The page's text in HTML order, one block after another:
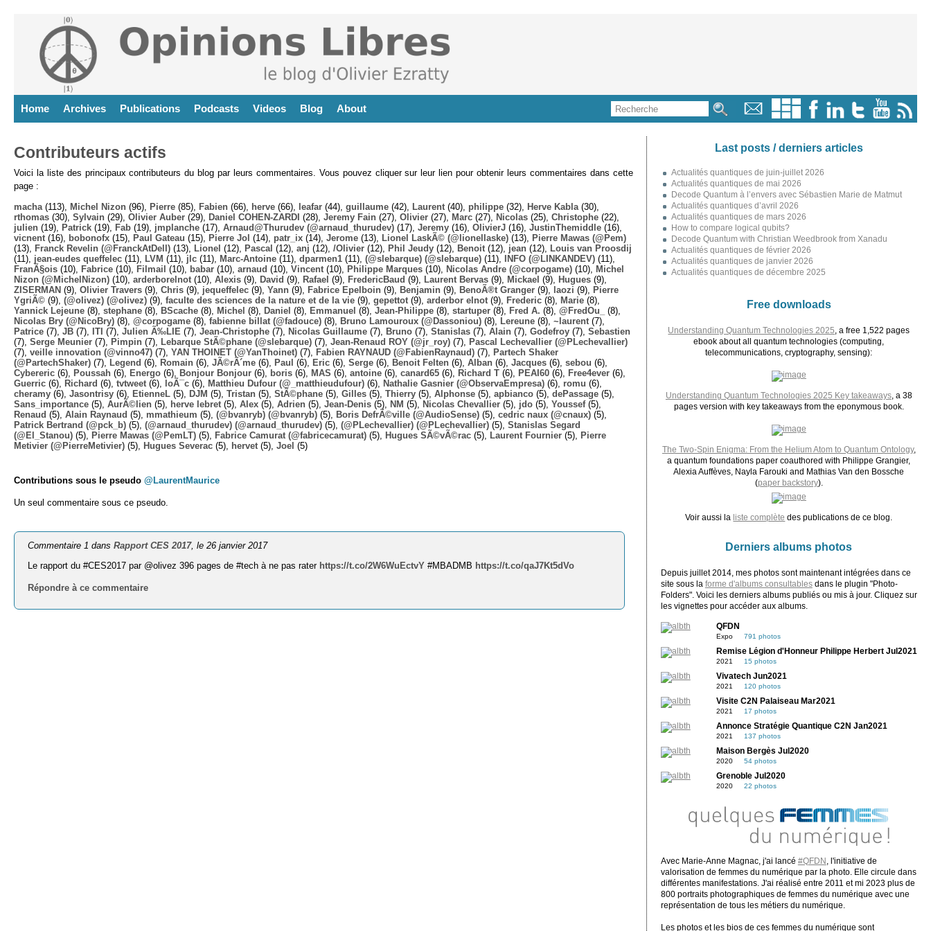
Home Archives Publications Podcasts Videos Blog About
Contributeurs actifs
Voici la liste des principaux contributeurs du blog par leurs commentaires. Vous pouvez cliquer sur leur lien pour obtenir leurs commentaires dans cette
page :
macha (113), Michel Nizon (96), Pierre (85), Fabien (66), herve (66), leafar (44), guillaume (42), Laurent (40), philippe (32), Herve Kabla (30),
rthomas (30), Sylvain (29), Olivier Auber (29), Daniel COHEN-ZARDI (28), Jeremy Fain (27), Olivier (27), Marc (27), Nicolas (25), Christophe (22),
julien (19), Patrick (19), Fab (19), jmplanche (17), Arnaud@Thurudev (@arnaud_thurudev) (17), Jeremy (16), OlivierJ (16), JustinThemiddle (16),
vicnent (16), bobonofx (15), Paul Gateau (15), Pierre Jol (14), patr_ix (14), Jerome (13), Lionel LaskÃ© (@lionellaske) (13),
Pierre Mawas (@Pem)
(13),
Franck Revelin (@FranckAtDell) (13), Lionel (12), Pascal (12), anj (12), /Olivier (12), Phil Jeudy (12), Benoit (12), jean (12),
Louis van Proosdij
(11), jean-eudes queffelec (11), LVM (11), jlc (11), Marc-Antoine (11), dparmen1 (11), (@slebarque) (@slebarque) (11), INFO (@LINKANDEV) (11),
FranÃ§ois (10), Fabrice (10), Filmail (10), babar (10), arnaud (10), Vincent (10), Philippe Marques (10), Nicolas Andre (@corpogame) (10),
Michel
Nizon (@MichelNizon) (10), arderborelnot (10), Alexis (9), David (9), Rafael (9), FredericBaud (9), Laurent Bervas (9), Mickael (9), Hugues (9),
ZISERMAN (9), Olivier Travers (9), Chris (9), jequeffelec (9), Yann (9), Fabrice Epelboin (9), Benjamin (9), BenoÃ®t Granger (9), laozi (9),
Pierre
YgriÃ© (9), (@olivez) (@olivez) (9), faculte des sciences de la nature et de la vie (9), gepettot (9), arderbor elnot (9), Frederic (8), Marie (8),
Yannick Lejeune (8), stephane (8), BScache (8), Michel (8), Daniel (8), Emmanuel (8), Jean-Philippe (8), startuper (8), Fred A. (8), @FredOu_
(8),
Nicolas Bry (@NicoBry) (8), @corpogame (8), fabienne billat (@fadouce) (8), Bruno Lamouroux (@Dassoniou) (8), Lereune (8), ~laurent (7),
Patrice (7), JB (7), ITI (7), Julien Ã‰LIE (7), Jean-Christophe (7), Nicolas Guillaume (7), Bruno (7), Stanislas (7), Alain (7), Godefroy (7), Sebastien
(7), Serge Meunier (7), Pimpin (7), Lebarque StÃ©phane (@slebarque) (7), Jean-Renaud ROY (@jr_roy) (7),
Pascal Lechevallier (@PLechevallier)
(7), veille innovation (@vinno47) (7), YAN THOINET (@YanThoinet) (7), Fabien RAYNAUD (@FabienRaynaud) (7),
Partech Shaker
(@PartechShaker) (7), Legend (6), Romain (6), JÃ©rÃ´me (6), Paul (6), Eric (6), Serge (6), Benoit Felten (6), Alban (6), Jacques (6), sebou (6),
Cybereric (6), Poussah (6), Energo (6), Bonjour Bonjour (6), boris (6), MAS (6), antoine (6), canard65 (6), Richard T (6), PEAI60 (6), Free4ever (6),
Guerric (6), Richard (6), tvtweet (6), loÃ¯c (6), Matthieu Dufour (@_matthieudufour) (6), Nathalie Gasnier (@ObservaEmpresa) (6), romu (6),
cheramy (6), Jasontrisy (6), EtienneL (5), DJM (5), Tristan (5), StÃ©phane (5), Gilles (5), Thierry (5), Alphonse (5), apbianco (5), dePassage (5),
Sans_importance (5), AurÃ©lien (5), herve lebret (5), Alex (5), Adrien (5), Jean-Denis (5), NM (5), Nicolas Chevallier (5), jdo (5), Youssef(5),
Renaud (5), Alain Raynaud (5), mmathieum (5), (@bvanryb) (@bvanryb) (5), Boris DefrÃ©ville (@AudioSense) (5), cedric naux (@cnaux) (5),
Patrick Bertrand (@pck_b) (5), (@arnaud_thurudev) (@arnaud_thurudev) (5), (@PLechevallier) (@PLechevallier) (5), Stanislas Segard
(@El_Stanou) (5), Pierre Mawas (@PemLT) (5), Fabrice Camurat (@fabricecamurat) (5), Hugues SÃ©vÃ©rac (5), Laurent Fournier (5),
Pierre
Metivier (@PierreMetivier) (5), Hugues Severac (5), hervet (5), Joel (5)
Contributions sous le pseudo @LaurentMaurice
Un seul commentaire sous ce pseudo.
Commentaire 1 dansRapport CES 2017, le 26 janvier 2017
Le rapport du #CES2017 par @olivez 396 pages de #tech à ne pas rater https://t.co/2W6WuEctvY #MBADMB https://t.co/qaJ7Kt5dVo
Répondre à ce commentaire
Last posts / derniers articles
Actualités quantiques de juin-juillet 2026
Actualités quantiques de mai 2026
Decode Quantum à l’envers avec Sébastien Marie de Matmut
Actualités quantiques d’avril 2026
Actualités quantiques de mars 2026
How to compare logical qubits?
Decode Quantum with Christian Weedbrook from Xanadu
Actualités quantiques de février 2026
Actualités quantiques de janvier 2026
Actualités quantiques de décembre 2025
Free downloads
Understanding Quantum Technologies 2025 , a free 1,522 pages
ebook about all quantum technologies (computing,
telecommunications, cryptography, sensing):
Understanding Quantum Technologies 2025 Key takeaways, a 38
pages version with key takeaways from the eponymous book.
The Two-Spin Enigma: From the Helium Atom to Quantum Ontology,
a quantum foundations paper coauthored with Philippe Grangier,
Alexia Auffèves, Nayla Farouki and Mathias Van den Bossche
(paper backstory).
Voir aussi la liste complète des publications de ce blog.
Derniers albums photos
Depuis juillet 2014, mes photos sont maintenant intégrées dans ce
site sous la forme d'albums consultablesdans le plugin "Photo-
Folders". Voici les derniers albums publiés ou mis à jour. Cliquez sur
les vignettes pour accéder aux albums.
QFDN
Expo 791 photos
Remise Légion d'Honneur Philippe Herbert Jul2021
2021 15 photos
Vivatech Jun2021
2021 120 photos
Visite C2N Palaiseau Mar2021
2021 17 photos
Annonce Stratégie Quantique C2N Jan2021
2021 137 photos
Maison Bergès Jul2020
2020 54 photos
Grenoble Jul2020
2020 22 photos
Avec Marie-Anne Magnac, j'ai lancé #QFDN
, l'initiative de
valorisation de femmes du numérique par la photo. Elle circule dans
différentes manifestations. J'ai réalisé entre 2011 et mi 2023 plus de
800 portraits photographiques de femmes du numérique avec une
représentation de tous les métiers du numérique.
Les photos et les bios de ces femmes du numérique sont